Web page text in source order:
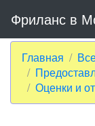
Фриланс в
Главная
Оценки и